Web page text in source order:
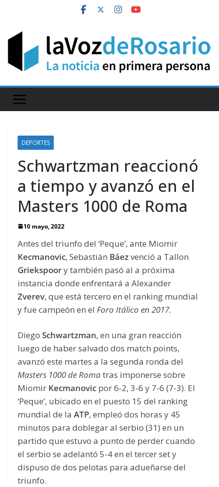
content
DEPORTES
Schwartzman reaccionó
a tiempo y avanzó en el
Masters 1000 de Roma
10 mayo, 2022
Antes del triunfo del ‘Peque’, ante Miomir
Kecmanovic, Sebastián Báezvenció a Tallon
Griekspoory también pasó al a próxima
instancia donde enfrentará a Alexander
Zverev, que está tercero en el ranking mundial
y fue campeón en el Foro Itálico en 2017.
Diego Schwartzman, en una gran reacción
luego de haber salvado dos match points,
avanzó este martes a la segunda ronda del
Masters 1000 deRomatras imponerse sobre
Miomir Kecmanovic por 6-2, 3-6 y 7-6 (7-3). El
‘Peque’, ubicado en el puesto 15 del ranking
mundial de la ATP, empleó dos horas y 45
minutos para doblegar al serbio (31) en un
partido que estuvo a punto de perder cuando
el serbio se adelantó 5-4 en el tercer set y
dispuso de dos pelotas para adueñarse del
triunfo.